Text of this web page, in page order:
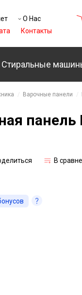
О Нас
Контакты
Стиральные
Варочные панели
панель
В